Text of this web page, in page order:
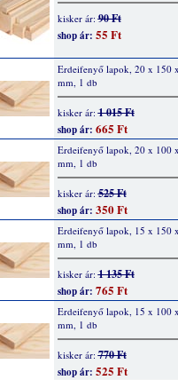
kisker ár:90 Ft
shop ár: 55 Ft
Erdeifenyő lapok, 20 x 150
mm, 1 db
kisker ár:1 015 Ft
shop ár: 665 Ft
Erdeifenyő lapok, 20 x 100
mm, 1 db
kisker ár:525 Ft
shop ár: 350 Ft
Erdeifenyő lapok, 15 x 150
mm, 1 db
kisker ár:1 135 Ft
shop ár: 765 Ft
Erdeifenyő lapok, 15 x 100
mm, 1 db
kisker ár:770 Ft
shop ár: 525 Ft